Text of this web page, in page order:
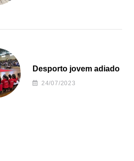
Desporto jovem adiado
24/07/2023